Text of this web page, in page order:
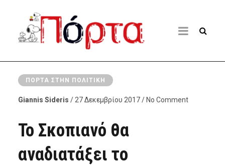
ΠΌΡΤΑ ΣΤΗΝ ΠΟΛΙΤΙΚΉ
Giannis Sideris / 27 Δεκεμβρίου 2017 / No Comment
Το Σκοπιανό θα
αναδιατάξει το